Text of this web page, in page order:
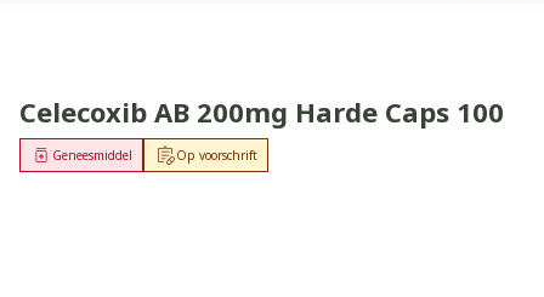
Celecoxib AB 200mg Harde Caps 100
Op voorschrift
Geneesmiddel